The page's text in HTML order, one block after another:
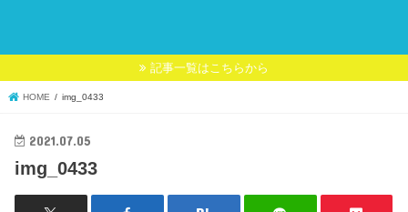
記事一覧はこちらから
HOME img_0433
2021.07.05
img_0433